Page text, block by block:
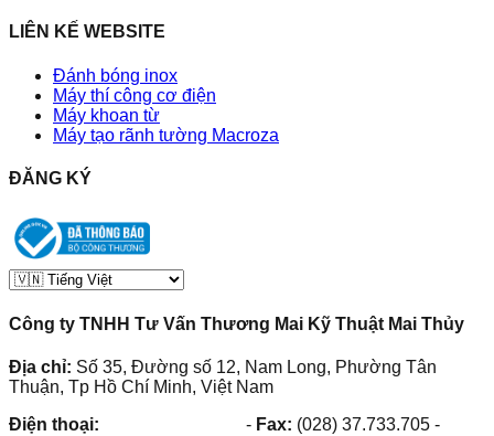
LIÊN KẾ WEBSITE
Đánh bóng inox
Máy thí công cơ điện
Máy khoan từ
Máy tạo rãnh tường Macroza
ĐĂNG KÝ
Công ty TNHH Tư Vấn Thương Mai Kỹ Thuật Mai Thủy
Địa chỉ: Số 35, Đường số 12, Nam Long, Phường Tân
Thuận, Tp Hồ Chí Minh, Việt Nam
Điện thoại:
- Fax: (028) 37.733.705 -